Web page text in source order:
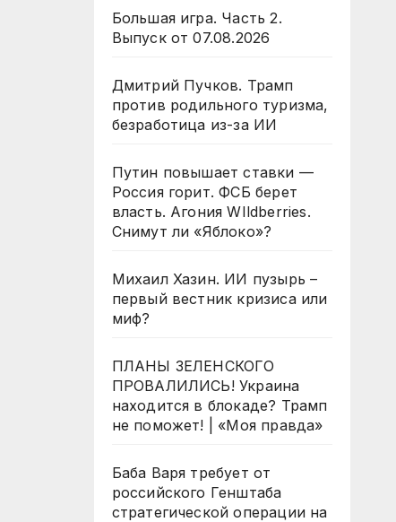
Большая игра. Часть 2.
Выпуск от 07.08.2026
Дмитрий Пучков. Трамп
против родильного туризма,
безработица из-за ИИ
Путин повышает ставки —
Россия горит. ФСБ берет
власть. Агония WIldberries.
Снимут ли «Яблоко»?
Михаил Хазин. ИИ пузырь –
первый вестник кризиса или
миф?
ПЛАНЫ ЗЕЛЕНСКОГО
ПРОВАЛИЛИСЬ! Украина
находится в блокаде? Трамп
не поможет! | «Моя правда»
Баба Варя требует от
российского Генштаба
стратегической операции на